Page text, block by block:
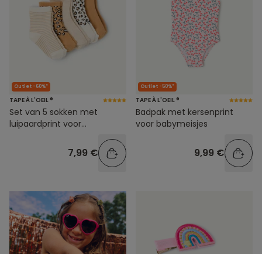
Outlet -60%*
TAPE À L'OEIL ®
Set van 5 sokken met
luipaardprint voor
7,99 €
Outlet -50%*
TAPE À L'OEIL ®
Badpak met kersenprint
voor babymeisjes
9,99 €